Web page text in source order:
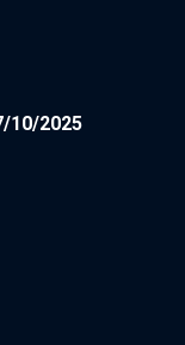
10/2025